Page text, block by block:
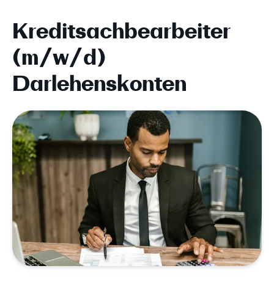
Kreditsachbearbeiter
(m/w/d)
Darlehenskonten